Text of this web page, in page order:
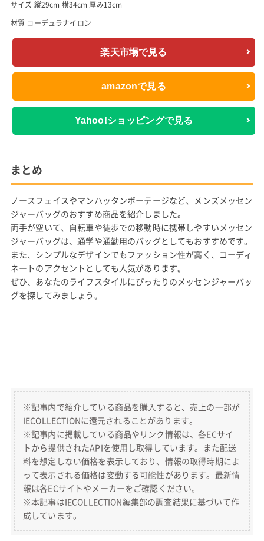
でこだわりを感じ、使い込むほど愛着が湧いてくるアイテムで
す。
A4ファイル対応サイズで、内側と外側にさまざまなタイプのポ
ケットがついており、使いやすさも申し分ありません。
普段使いにちょうど良く、たくさんの荷物を持ち運びたい人にお
サイズ 縦28.5cm 横35cm 厚み12cm
材質 ケミカル帆布、本革
Yahoo!ショッピングで見る
アウトドアプロダクツ (OUTDOOR PRODUCTS) メッ
センジャーバッグ
大きく開くフラップ開口部はファスナーでしっかり閉じることも
できるので、中身がこぼれることもなく安心です。
大小さまざまなサイズのポケットがついており、小物もすっきり
整理できます。
マチも広くたっぷり収納できるので、通学バッグや旅行用にもお
すすめです。
サイズ 縦29cm 横34cm 厚み13cm
材質 コーデュラナイロン